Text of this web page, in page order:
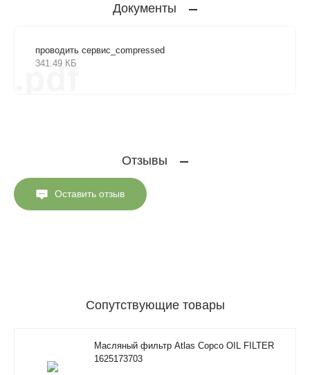
Документы
проводить сервис_compressed
341.49 КБ
.pdf
Отзывы
Оставить отзыв
Сопутствующие товары
Масляный фильтр Atlas Copco OIL FILTER
1625173703